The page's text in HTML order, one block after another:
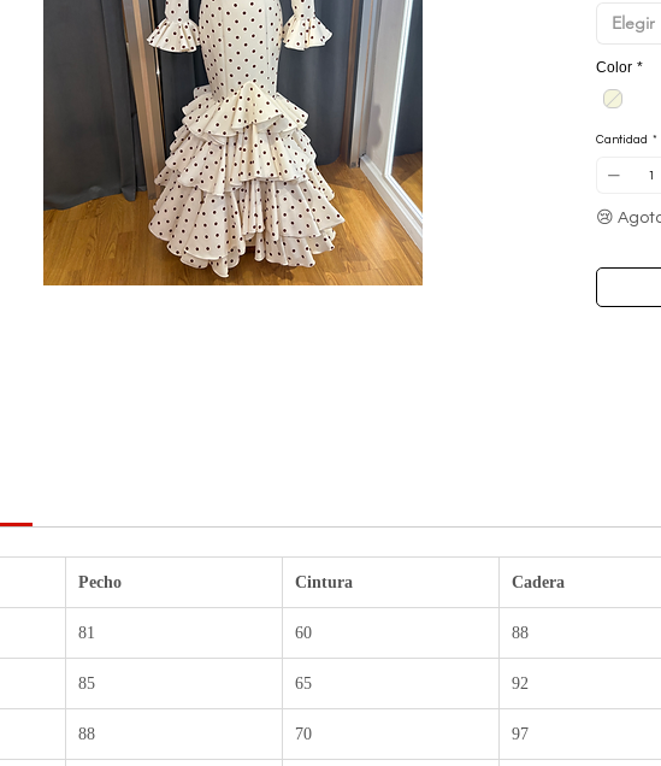
clásico
actual y
falda y
aporte
Lleva el
Elegir
Color *
Cantidad *
😢
Pecho Cintura Cadera
81 60 88
85 65 92
88 70 97